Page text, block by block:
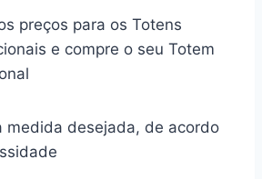
preços para os Totens
e compre o seu Totem
medida desejada, de acordo